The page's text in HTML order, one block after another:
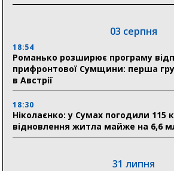
03 серпня
18:54
Романько розширює програму
прифронтової Сумщини: перша
в Австрії
18:30
Ніколаєнко: у Сумах погодили 115
відновлення житла майже на 6,6
31 липня